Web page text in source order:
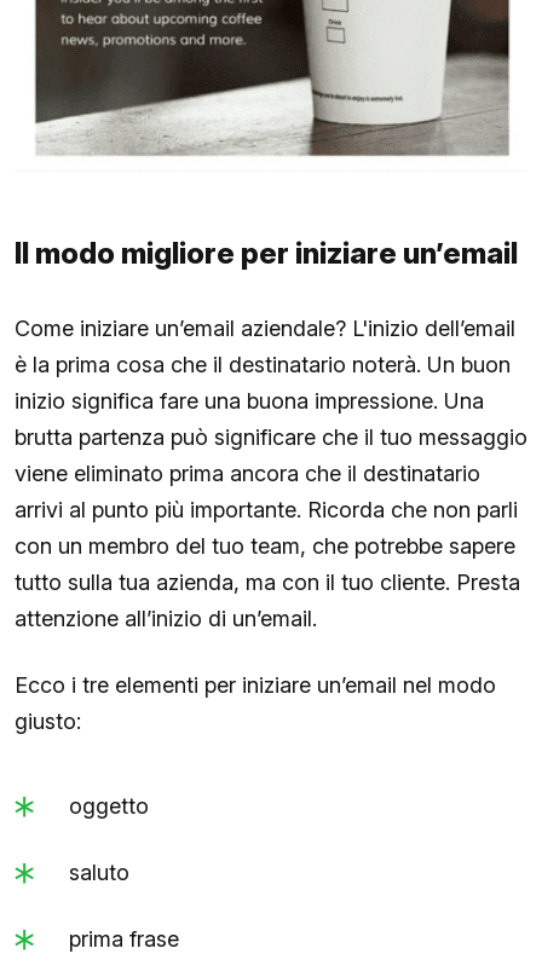
Il modo migliore per iniziare un’email
Come iniziare un’email aziendale? L'inizio dell’email
è la prima cosa che il destinatario noterà. Un buon
inizio significa fare una buona impressione. Una
brutta partenza può significare che il tuo messaggio
viene eliminato prima ancora che il destinatario
arrivi al punto più importante. Ricorda che non parli
con un membro del tuo team, che potrebbe sapere
tutto sulla tua azienda, ma con il tuo cliente. Presta
attenzione all’inizio di un’email.
Ecco i tre elementi per iniziare un’email nel modo
giusto:
oggetto
saluto
prima frase